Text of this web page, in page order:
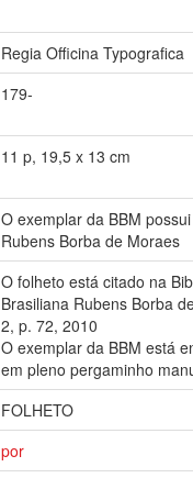
Regia Officina Typografica
179-
11 p, 19,5 x 13 cm
O exemplar da BBM
Rubens Borba de Moraes
O folheto está citado na
Brasiliana Rubens Borba
2, p. 72, 2010
O exemplar da BBM está
em pleno pergaminho
FOLHETO
por